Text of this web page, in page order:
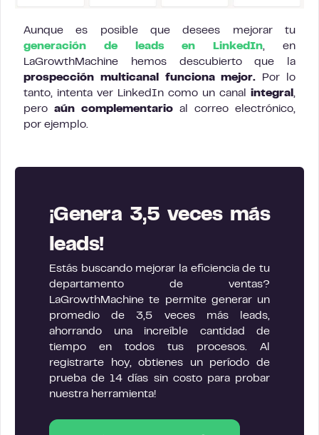
Aunque es posible que desees mejorar tu
generación de leads en LinkedIn, en
LaGrowthMachine hemos descubierto que la
prospección multicanal funciona mejor. Por lo
tanto, intenta ver LinkedIn como un canal integral ,
pero aún complementario al correo electrónico,
por ejemplo.
¡Genera 3,5 veces más
leads!
Estás buscando mejorar la eficiencia de tu
departamento de ventas?
LaGrowthMachine te permite generar un
promedio de 3,5 veces más leads,
ahorrando una increíble cantidad de
tiempo en todos tus procesos. Al
registrarte hoy, obtienes un período de
prueba de 14 días sin costo para probar
nuestra herramienta!